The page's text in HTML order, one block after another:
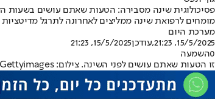
פסיכולוגית שינה מסבירה: הטעות שאתם עושים בשעות
מומחים לרפואת שינה ממליצים לאחרונה לתרגל
מערכת היום
15/5/2025, 21:23
,עודכן15/5/2025, 21:23
0השמעה
זו הטעות שאתם עושים לפני השינה. צילום: Gettyimages